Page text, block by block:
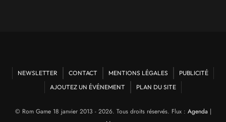
NEWSLETTER CONTACT MENTIONS LÉGALES
PUBLICITÉ
AJOUTEZ UN ÉVÉNEMENT
PLAN DU SITE
© Rom Game 18 janvier 2013 - 2026. Tous droits réservés. Flux : Agenda |